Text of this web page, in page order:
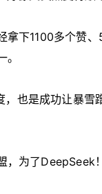
拿下1100多个赞
也是成功让暴雪
，为了DeepSeek！